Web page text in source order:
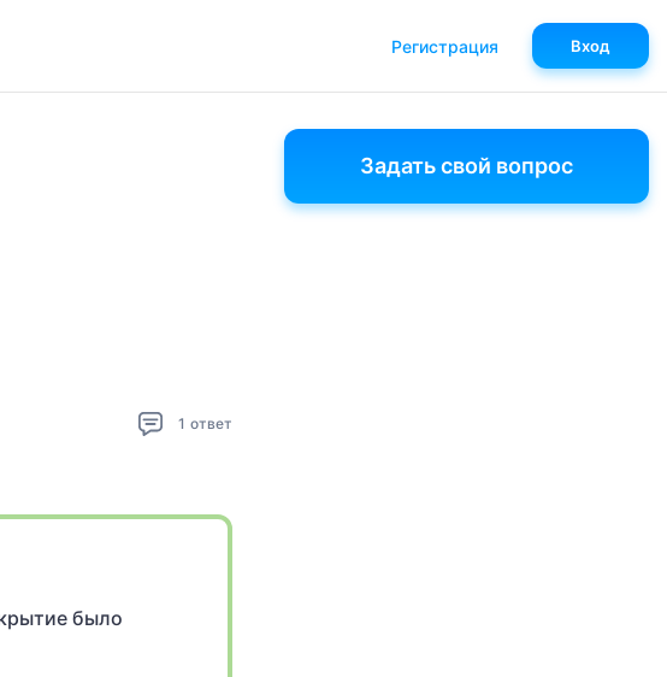
1 ответ
было
Задать свой вопрос
Регистрация Вход